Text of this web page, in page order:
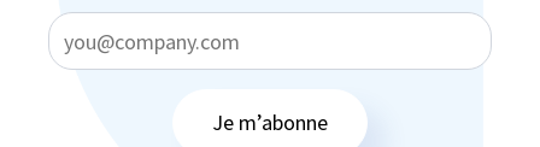
Je m’abonne